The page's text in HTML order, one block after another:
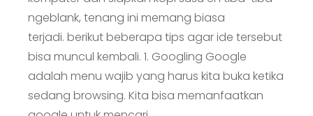
ngeblank, tenang ini memang biasa
terjadi. berikut beberapa tips agar ide tersebut
bisa muncul kembali. 1. Googling Google
adalah menu wajib yang harus kita buka ketika
sedang browsing. Kita bisa memanfaatkan